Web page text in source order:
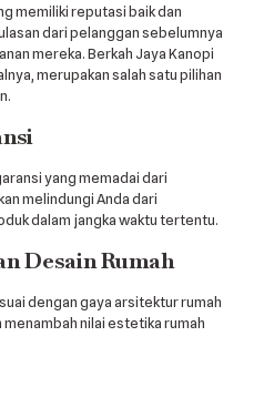
memiliki reputasi baik dan
dari pelanggan sebelumnya
mereka. Berkah Jaya Kanopi
merupakan salah satu pilihan
yang memadai dari
melindungi Anda dari
dalam jangka waktu tertentu.
Desain Rumah
dengan gaya arsitektur rumah
menambah nilai estetika rumah